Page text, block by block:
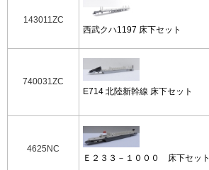
143011ZC
西武クハ1197 床下セット
740031ZC
E714 北陸新幹線 床下セット
4625NC
Ｅ２３３－１０００ 床下セット